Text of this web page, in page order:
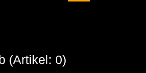
(Artikel: 0)